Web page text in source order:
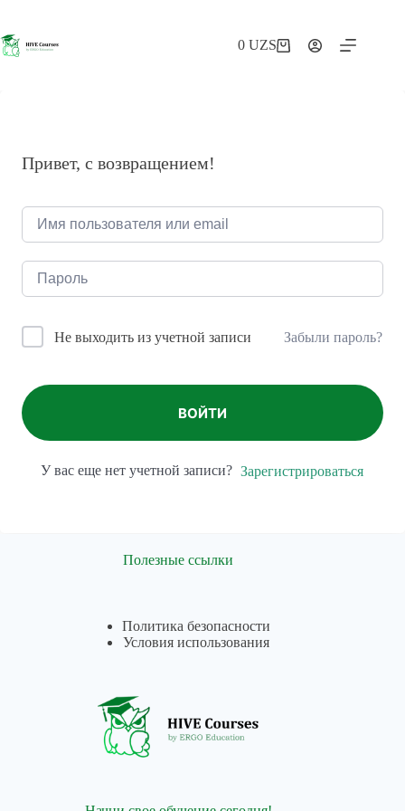
сути
Корзина
0UZS
Привет, с возвращением!
Не выходить из учетной записи Забыли пароль?
ВОЙТИ
У вас еще нет учетной записи? Зарегистрироваться
Полезные ссылки
Политика безопасности
Условия использования